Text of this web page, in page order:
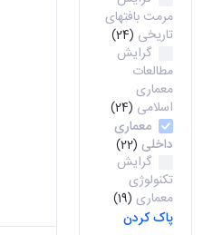
مرمت بافتهای
تاریخی (24)
گرایش
مطالعات
معماری
اسلامی (24)
معماری
داخلی (22)
گرایش
تکنولوژی
معماری (19)
پاک کردن